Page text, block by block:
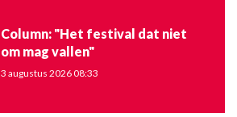
Column: "Het festival dat niet
om mag vallen"
3 augustus 2026 08:33